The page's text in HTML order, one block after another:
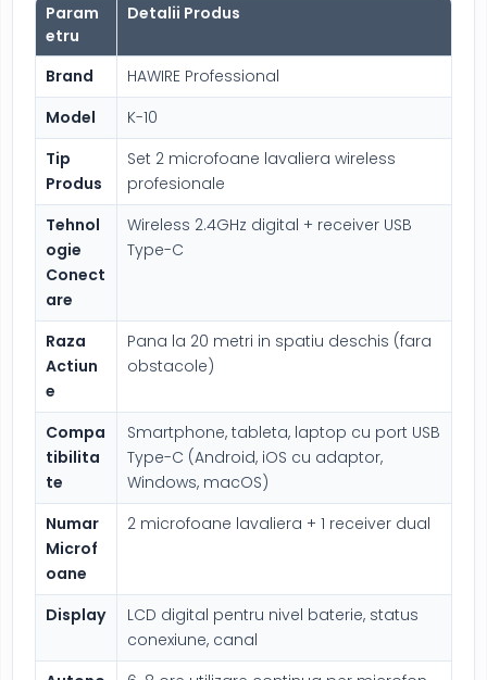
Param
etru
Detalii Produs
Brand
HAWIRE Professional
Model
K-10
Tip
Produs
Set 2 microfoane lavaliera wireless
profesionale
Tehnol
ogie
Conect
are
Wireless 2.4GHz digital + receiver USB
Type-C
Raza
Actiun
e
Pana la 20 metri in spatiu deschis (fara
obstacole)
Compa
tibilita
te
Smartphone, tableta, laptop cu port USB
Type-C (Android, iOS cu adaptor,
Windows, macOS)
Numar
Microf
oane
2 microfoane lavaliera + 1 receiver dual
Display
LCD digital pentru nivel baterie, status
conexiune, canal